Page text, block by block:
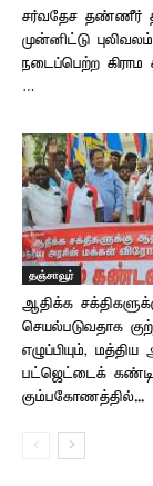
சர்வதேச தண்ணீர்
முன்னிட்டு
நடைப்பெற்ற கிராம
…
தஞ்சாவூர்
ஆதிக்க
செயல்படுவதாக
எழுப்பியும், மத்திய
பட்ஜெட்டைக்
கும்பகோணத்தில்...